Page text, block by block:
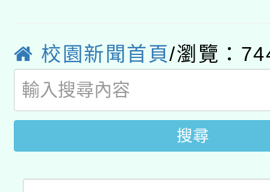
業技術研究院辦理「
用水績優單位及節水達
115年8月22日(星期六
桃園市孔廟祈福系列
開 智慧啟航」
2026年桃園地景藝術
校園新聞首頁/瀏覽：
搜尋